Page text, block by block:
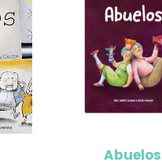
Abuelos